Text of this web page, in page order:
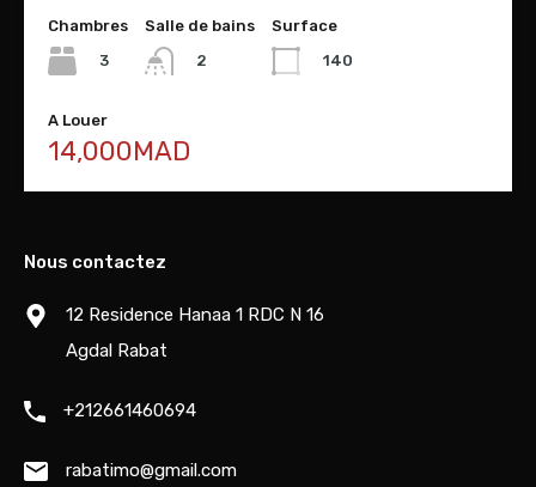
Chambres
3
Salle de bains
2
Surface
140
A Louer
14,000MAD
Nous contactez
12 Residence Hanaa 1 RDC N 16
Agdal Rabat
+212661460694
rabatimo@gmail.com